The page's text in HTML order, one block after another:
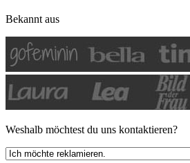
Bekannt aus
Weshalb möchtest du uns kontaktieren?